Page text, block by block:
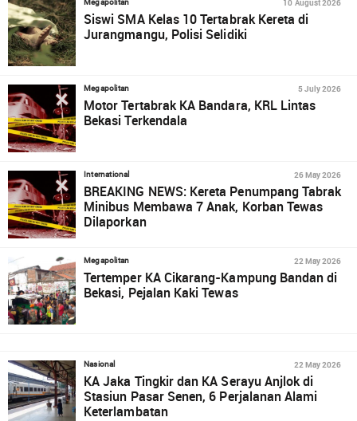
Megapolitan 10 August 2026
Siswi SMA Kelas 10 Tertabrak Kereta di
Jurangmangu, Polisi Selidiki
Megapolitan 5 July 2026
Motor Tertabrak KA Bandara, KRL Lintas
Bekasi Terkendala
International 26 May 2026
BREAKING NEWS: Kereta Penumpang Tabrak
Minibus Membawa 7 Anak, Korban Tewas
Dilaporkan
Megapolitan 22 May 2026
Tertemper KA Cikarang-Kampung Bandan di
Bekasi, Pejalan Kaki Tewas
Nasional 22 May 2026
KA Jaka Tingkir dan KA Serayu Anjlok di
Stasiun Pasar Senen, 6 Perjalanan Alami
Keterlambatan